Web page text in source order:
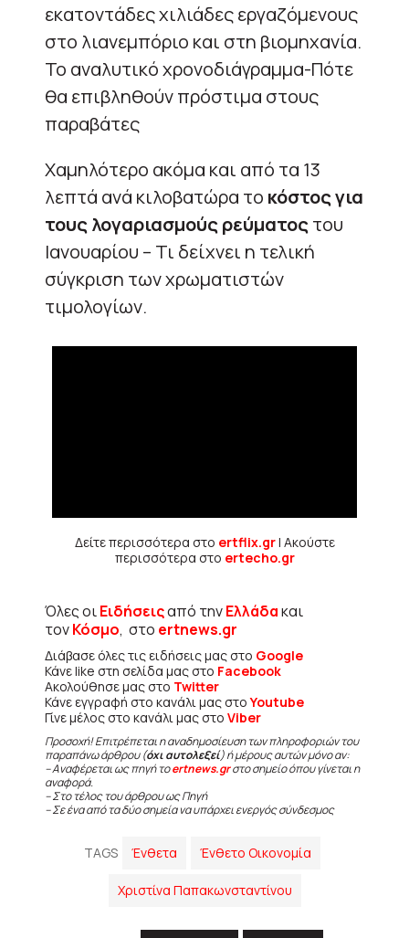
εκατοντάδες χιλιάδες εργαζόμενους
στο λιανεμπόριο και στη βιομηχανία.
Το αναλυτικό χρονοδιάγραμμα-Πότε
θα επιβληθούν πρόστιμα στους
παραβάτες
Χαμηλότερο ακόμα και από τα 13
λεπτά ανά κιλοβατώρα το κόστος για
τους λογαριασμούς ρεύματοςτου
Ιανουαρίου – Τι δείχνει η τελική
σύγκριση των χρωματιστών
τιμολογίων.
Δείτε περισσότερα στο ertflix.gr| Ακούστε
περισσότερα στο ertecho.gr
Όλες οιΕιδήσειςαπό τηνΕλλάδακαι
τονΚόσμο, στο ertnews.gr
Διάβασε όλες τις ειδήσεις μας στο Google
Κάνε like στη σελίδα μας στο Facebook
Ακολούθησε μας στο Twitter
Κάνε εγγραφή στο κανάλι μας στοYoutube
Γίνε μέλος στο κανάλι μας στο Viber
Προσοχή! Επιτρέπεται η αναδημοσίευση των πληροφοριών του
παραπάνω άρθρου (όχι αυτολεξεί) ή μέρους αυτών μόνο αν:
– Αναφέρεται ως πηγή τοertnews.grστο σημείο όπου γίνεται η
αναφορά.
– Στο τέλος του άρθρου ως Πηγή
– Σε ένα από τα δύο σημεία να υπάρχει ενεργός σύνδεσμος
TAGS Ένθετα Ένθετο Οικονομία
Χριστίνα Παπακωνσταντίνου